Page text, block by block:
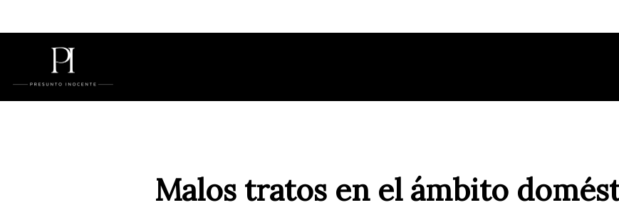
Malos tratos en el ámbito